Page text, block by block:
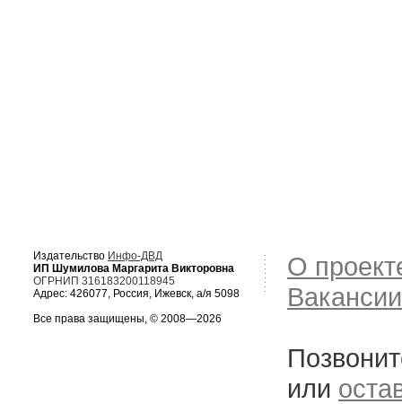
Издательство Инфо-ДВД
ИП Шумилова Маргарита Викторовна
ОГРНИП 316183200118945
Адрес: 426077, Россия, Ижевск, а/я 5098
Все права защищены, © 2008—2026
О
Вакансии
или